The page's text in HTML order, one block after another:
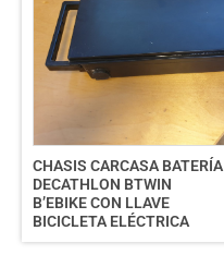
CHASIS CARCASA BATERÍA
DECATHLON BTWIN
B’EBIKE CON LLAVE
BICICLETA ELÉCTRICA